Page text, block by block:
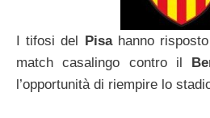
I tifosi del Pisahanno
match casalingo contro il
l’opportunità di riempire lo